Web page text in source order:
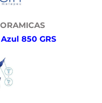
850 GRS